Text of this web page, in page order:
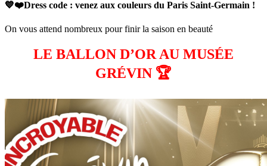
💙❤️Dress code : venez aux couleurs du Paris Saint-Germain !
On vous attend nombreux pour finir la saison en beauté
LE BALLON D’OR AU MUSÉE
GRÉVIN 🏆